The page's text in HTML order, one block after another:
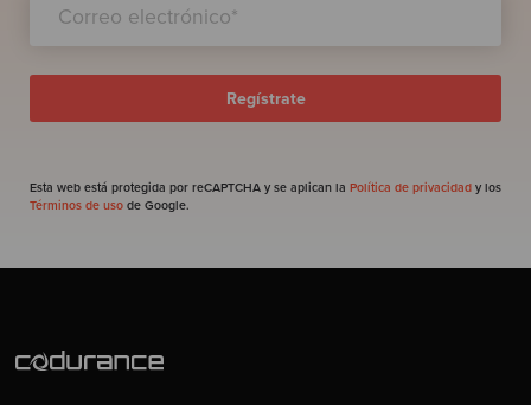
Esta web está protegida por reCAPTCHA y se aplican la Política de privacidad y los
Términos de uso de Google.